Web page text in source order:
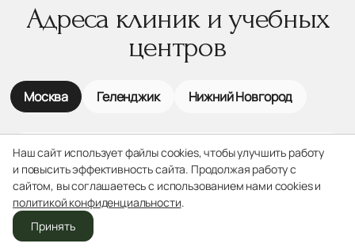
Отделения
Адреса клиник и учебных
центров
Москва Геленджик Нижний Новгород
Институт пластической хирургии
и косметологии
Открыто до 21:00
Наш сайт использует файлы cookies, чтобы улучшить работу
и повысить эффективность сайта. Продолжая работу с
сайтом, вы соглашаетесь с использованием нами cookies и
политикой конфиденциальности.
Принять